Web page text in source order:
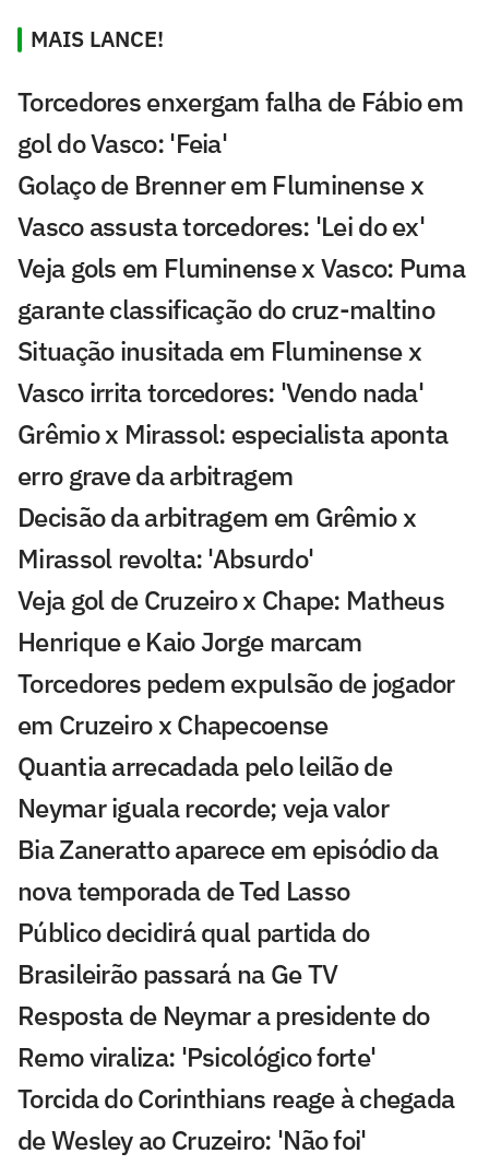
MAIS LANCE!
Torcedores enxergam falha de Fábio em
gol do Vasco: 'Feia'
Golaço de Brenner em Fluminense x
Vasco assusta torcedores: 'Lei do ex'
Veja gols em Fluminense x Vasco: Puma
garante classificação do cruz-maltino
Situação inusitada em Fluminense x
Vasco irrita torcedores: 'Vendo nada'
Grêmio x Mirassol: especialista aponta
erro grave da arbitragem
Decisão da arbitragem em Grêmio x
Mirassol revolta: 'Absurdo'
Veja gol de Cruzeiro x Chape: Matheus
Henrique e Kaio Jorge marcam
Torcedores pedem expulsão de jogador
em Cruzeiro x Chapecoense
Quantia arrecadada pelo leilão de
Neymar iguala recorde; veja valor
Bia Zaneratto aparece em episódio da
nova temporada de Ted Lasso
Público decidirá qual partida do
Brasileirão passará na Ge TV
Resposta de Neymar a presidente do
Remo viraliza: 'Psicológico forte'
Torcida do Corinthians reage à chegada
de Wesley ao Cruzeiro: 'Não foi'